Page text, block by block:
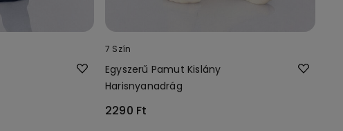
7 Szín
Egyszerű Pamut Kislány
Harisnyanadrág
2290 Ft